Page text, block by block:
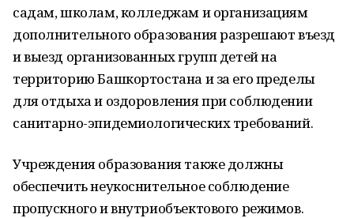
садам, школам, колледжам и организациям
дополнительного образования разрешают въезд
и выезд организованных групп детей на
территорию Башкортостана и за его пределы
для отдыха и оздоровления при соблюдении
санитарно-эпидемиологических требований.
Учреждения образования также должны
обеспечить неукоснительное соблюдение
пропускного и внутриобъектового режимов.